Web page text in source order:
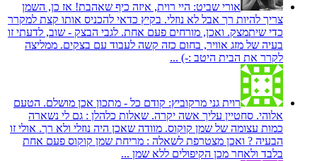
אורי שביט: היי רוית, איזה כיף שאהבת! אז כן, השמן
צריך להיות רך אבל לא נוזלי. בקיץ כדאי להכניס אותו קצת למקרר
כדי שיתמצק. ואכן, מורחים פעם אחת. לגבי הבצק - שוב, לדעתי זו
בעיה של מזג אוויר, בחום כזה קשה לעבוד עם בצקים. ממליצה
לקרר את הבית היטב :-) ...
רוית גני מרקוביץ: קודם כל - מתכון אכן מושלם. הטעם
אלוהי. סחטיין עליך אשה יקרה. שאלות כלהלן : גם לי נשארה
כמות עצומה של שמן קוקוס. מוודה שאכן היה נוזלי ולא רך. אולי זו
הבעיה ? ואכן מצטרפת לשאלה : מריחת שמן קוקוס פעם אחת
בלבד ולאחר מכן הקיפולים ללא שמן ...